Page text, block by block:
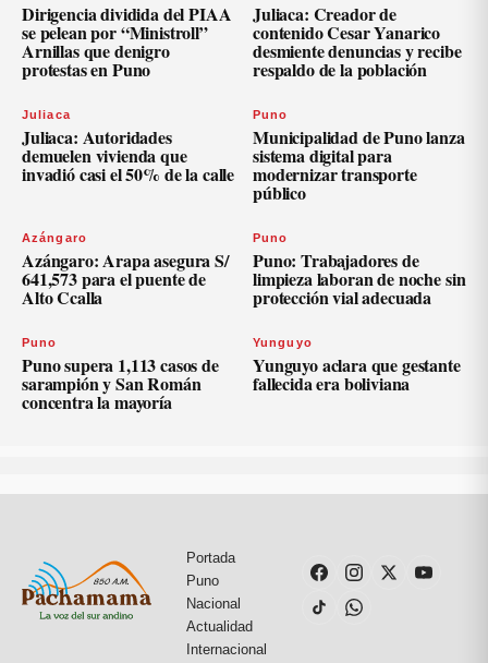
Dirigencia dividida del PIAA
se pelean por “Ministroll”
Arnillas que denigro
protestas en Puno
Juliaca: Creador de
contenido Cesar Yanarico
desmiente denuncias y recibe
respaldo de la población
Juliaca
Juliaca: Autoridades
demuelen vivienda que
invadió casi el 50% de la calle
Puno
Municipalidad de Puno lanza
sistema digital para
modernizar transporte
público
Azángaro
Azángaro: Arapa asegura S/
641,573 para el puente de
Alto Ccalla
Puno
Puno: Trabajadores de
limpieza laboran de noche sin
protección vial adecuada
Puno
Puno supera 1,113 casos de
sarampión y San Román
concentra la mayoría
Yunguyo
Yunguyo aclara que gestante
fallecida era boliviana
Portada
Puno
Nacional
Actualidad
Internacional